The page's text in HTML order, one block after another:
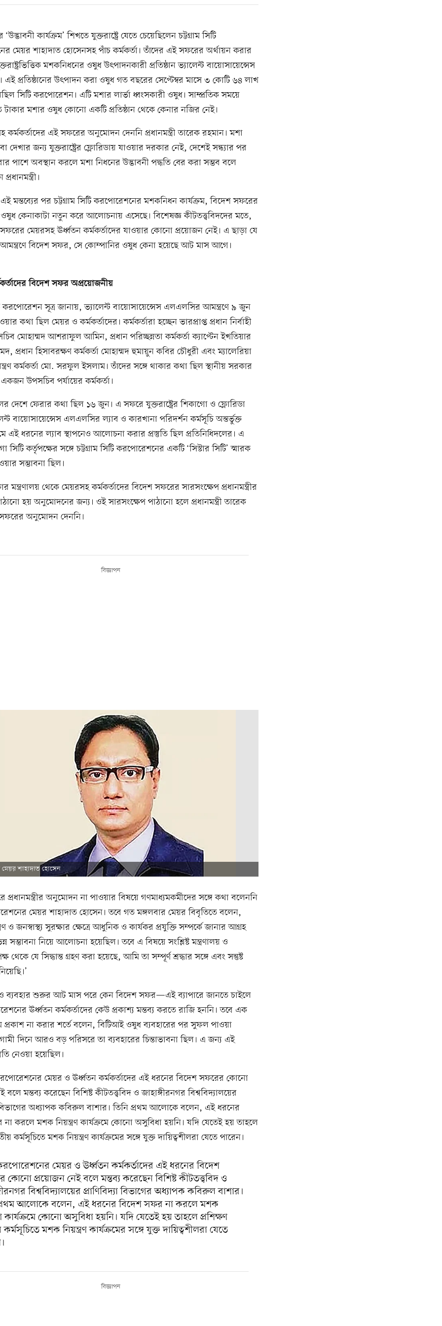
কার্যক্রম’ শিখতে যুক্তরাষ্ট্রে যেতে চেয়েছিলেন চট্টগ্রাম সিটি
মেয়র শাহাদাত হোসেনসহ পাঁচ কর্মকর্তা। তাঁদের এই সফরের অর্থায়ন করার
মশকনিধনের ওষুধ উৎপাদনকারী প্রতিষ্ঠান ভ্যালেন্ট বায়োসায়েন্সেস
প্রতিষ্ঠানের উৎপাদন করা ওষুধ গত বছরের সেপ্টেম্বর মাসে ৩ কোটি ৬৪ লাখ
সিটি করপোরেশন। এটি মশার লার্ভা ধ্বংসকারী ওষুধ। সাম্প্রতিক সময়ে
মশার ওষুধ কোনো একটি প্রতিষ্ঠান থেকে কেনার নজির নেই।
কর্মকর্তাদের এই সফরের অনুমোদন দেননি প্রধানমন্ত্রী তারেক রহমান। মশা
দেখার জন্য যুক্তরাষ্ট্রের ফ্লোরিডায় যাওয়ার দরকার নেই, দেশেই সন্ধ্যার পর
পাশে অবস্থান করলে মশা নিধনের উদ্ভাবনী পদ্ধতি বের করা সম্ভব বলে
এই মন্তব্যের পর চট্টগ্রাম সিটি করপোরেশনের মশকনিধন কার্যক্রম, বিদেশ সফরের
ওষুধ কেনাকাটা নতুন করে আলোচনায় এসেছে। বিশেষজ্ঞ কীটতত্ত্ববিদদের মতে,
মেয়রসহ ঊর্ধ্বতন কর্মকর্তাদের যাওয়ার কোনো প্রয়োজন নেই। এ ছাড়া যে
বিদেশ সফর, সে কোম্পানির ওষুধ কেনা হয়েছে আট মাস আগে।
বিদেশ সফর অপ্রয়োজনীয়
করপোরেশন সূত্র জানায়, ভ্যালেন্ট বায়োসায়েন্সেস এলএলসির আমন্ত্রণে ৯ জুন
কথা ছিল মেয়র ও কর্মকর্তাদের। কর্মকর্তারা হচ্ছেন ভারপ্রাপ্ত প্রধান নির্বাহী
মোহাম্মদ আশরাফুল আমিন, প্রধান পরিচ্ছন্নতা কর্মকর্তা ক্যাপ্টেন ইখতিয়ার
প্রধান হিসাবরক্ষণ কর্মকর্তা মোহাম্মদ হুমায়ুন কবির চৌধুরী এবং ম্যালেরিয়া
কর্মকর্তা মো. সরফুল ইসলাম। তাঁদের সঙ্গে থাকার কথা ছিল স্থানীয় সরকার
একজন উপসচিব পর্যায়ের কর্মকর্তা।
দেশে ফেরার কথা ছিল ১৬ জুন। এ সফরে যুক্তরাষ্ট্রের শিকাগো ও ফ্লোরিডা
বায়োসায়েন্সেস এলএলসির ল্যাব ও কারখানা পরিদর্শন কর্মসূচি অন্তর্ভুক্ত
এই ধরনের ল্যাব স্থাপনেও আলোচনা করার প্রস্তুতি ছিল প্রতিনিধিদলের। এ
সিটি কর্তৃপক্ষের সঙ্গে চট্টগ্রাম সিটি করপোরেশনের একটি ‘সিস্টার সিটি’ স্মারক
সম্ভাবনা ছিল।
মন্ত্রণালয় থেকে মেয়রসহ কর্মকর্তাদের বিদেশ সফরের সারসংক্ষেপ প্রধানমন্ত্রীর
হয় অনুমোদনের জন্য। ওই সারসংক্ষেপ পাঠানো হলে প্রধানমন্ত্রী তারেক
অনুমোদন দেননি।
বিজ্ঞাপন
মেয়র শাহাদাত হোসেন
প্রধানমন্ত্রীর অনুমোদন না পাওয়ার বিষয়ে গণমাধ্যমকর্মীদের সঙ্গে কথা বলেননি
মেয়র শাহাদাত হোসেন। তবে গত মঙ্গলবার মেয়র বিবৃতিতে বলেন,
ও জনস্বাস্থ্য সুরক্ষার ক্ষেত্রে আধুনিক ও কার্যকর প্রযুক্তি সম্পর্কে জানার আগ্রহ
সম্ভাবনা নিয়ে আলোচনা হয়েছিল। তবে এ বিষয়ে সংশ্লিষ্ট মন্ত্রণালয় ও
থেকে যে সিদ্ধান্ত গ্রহণ করা হয়েছে, আমি তা সম্পূর্ণ শ্রদ্ধার সঙ্গে এবং সন্তুষ্ট
ব্যবহার শুরুর আট মাস পরে কেন বিদেশ সফর—এই ব্যাপারে জানতে চাইলে
ঊর্ধ্বতন কর্মকর্তাদের কেউ প্রকাশ্য মন্তব্য করতে রাজি হননি। তবে এক
প্রকাশ না করার শর্তে বলেন, বিটিআই ওষুধ ব্যবহারের পর সুফল পাওয়া
দিনে আরও বড় পরিসরে তা ব্যবহারের চিন্তাভাবনা ছিল। এ জন্য এই
নেওয়া হয়েছিল।
মেয়র ও ঊর্ধ্বতন কর্মকর্তাদের এই ধরনের বিদেশ সফরের কোনো
মন্তব্য করেছেন বিশিষ্ট কীটতত্ত্ববিদ ও জাহাঙ্গীরনগর বিশ্ববিদ্যালয়ের
বিভাগের অধ্যাপক কবিরুল বাশার। তিনি প্রথম আলোকে বলেন, এই ধরনের
করলে মশক নিয়ন্ত্রণ কার্যক্রমে কোনো অসুবিধা হয়নি। যদি যেতেই হয় তাহলে
কর্মসূচিতে মশক নিয়ন্ত্রণ কার্যক্রমের সঙ্গে যুক্ত দায়িত্বশীলরা যেতে পারেন।
মেয়র ও ঊর্ধ্বতন কর্মকর্তাদের এই ধরনের বিদেশ
কোনো প্রয়োজন নেই বলে মন্তব্য করেছেন বিশিষ্ট কীটতত্ত্ববিদ ও
বিশ্ববিদ্যালয়ের প্রাণিবিদ্যা বিভাগের অধ্যাপক কবিরুল বাশার।
আলোকে বলেন, এই ধরনের বিদেশ সফর না করলে মশক
কার্যক্রমে কোনো অসুবিধা হয়নি। যদি যেতেই হয় তাহলে প্রশিক্ষণ
মশক নিয়ন্ত্রণ কার্যক্রমের সঙ্গে যুক্ত দায়িত্বশীলরা যেতে
বিজ্ঞাপন